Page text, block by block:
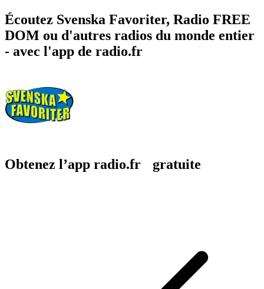
Écoutez Svenska Favoriter, Radio FREE
DOM ou d'autres radios du monde entier
- avec l'app de radio.fr
Obtenez l’app radio.fr gratuite